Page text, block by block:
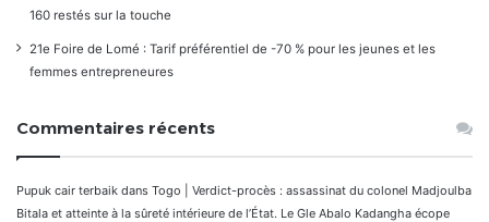
160 restés sur la touche
21e Foire de Lomé : Tarif préférentiel de -70 % pour les jeunes et les
femmes entrepreneures
Commentaires récents
Pupuk cair terbaik dans Togo | Verdict-procès : assassinat du colonel Madjoulba
Bitala et atteinte à la sûreté intérieure de l’État. Le Gle Abalo Kadangha écope